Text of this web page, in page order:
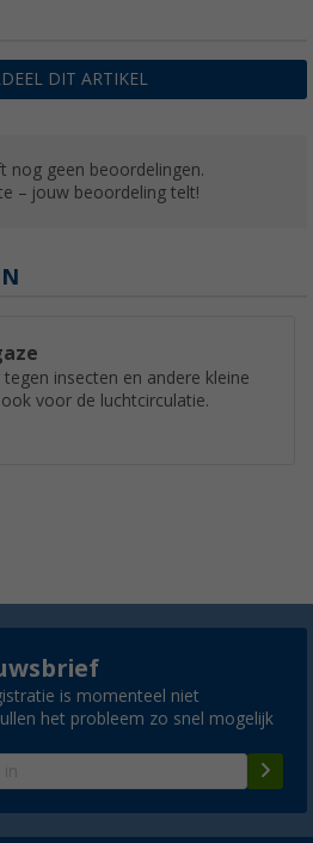
hemelbekleding voor Sirmione Air
€ 54,99Adviesprijs
(6)
Adviesprijs€ 119,00
DIT ARTIKEL
nog geen beoordelingen.
– jouw beoordeling telt!
tegen insecten en andere kleine
voor de luchtcirculatie.
is momenteel niet
het probleem zo snel mogelijk